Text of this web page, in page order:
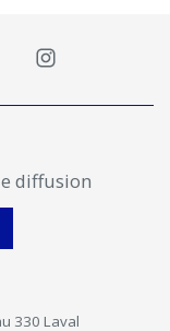
diffusion
330 Laval